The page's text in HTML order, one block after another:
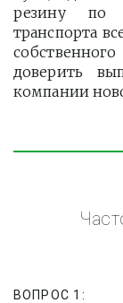
резину по
транспорта
доверить
компании
ВОПРОС 1: